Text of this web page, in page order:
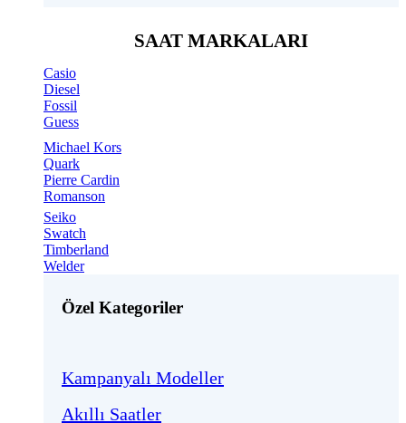
SAAT MARKALARI
Casio
Diesel
Fossil
Guess
Michael Kors
Quark
Pierre Cardin
Romanson
Seiko
Swatch
Timberland
Welder
Özel Kategoriler
Kampanyalı Modeller
Akıllı Saatler